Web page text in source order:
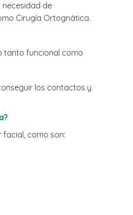
de
Cirugía Ortognática.
tanto funcional como
los contactos y
como son: